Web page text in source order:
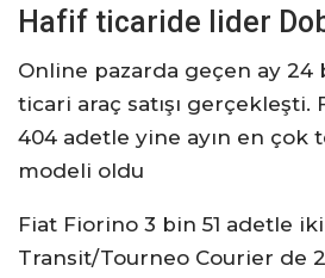
Hafif ticaride lider
Online pazarda geçen ay 24
ticari araç satışı gerçekleşti.
404 adetle yine ayın en çok
modeli oldu
Fiat Fiorino 3 bin 51 adetle
Transit/Tourneo Courier de